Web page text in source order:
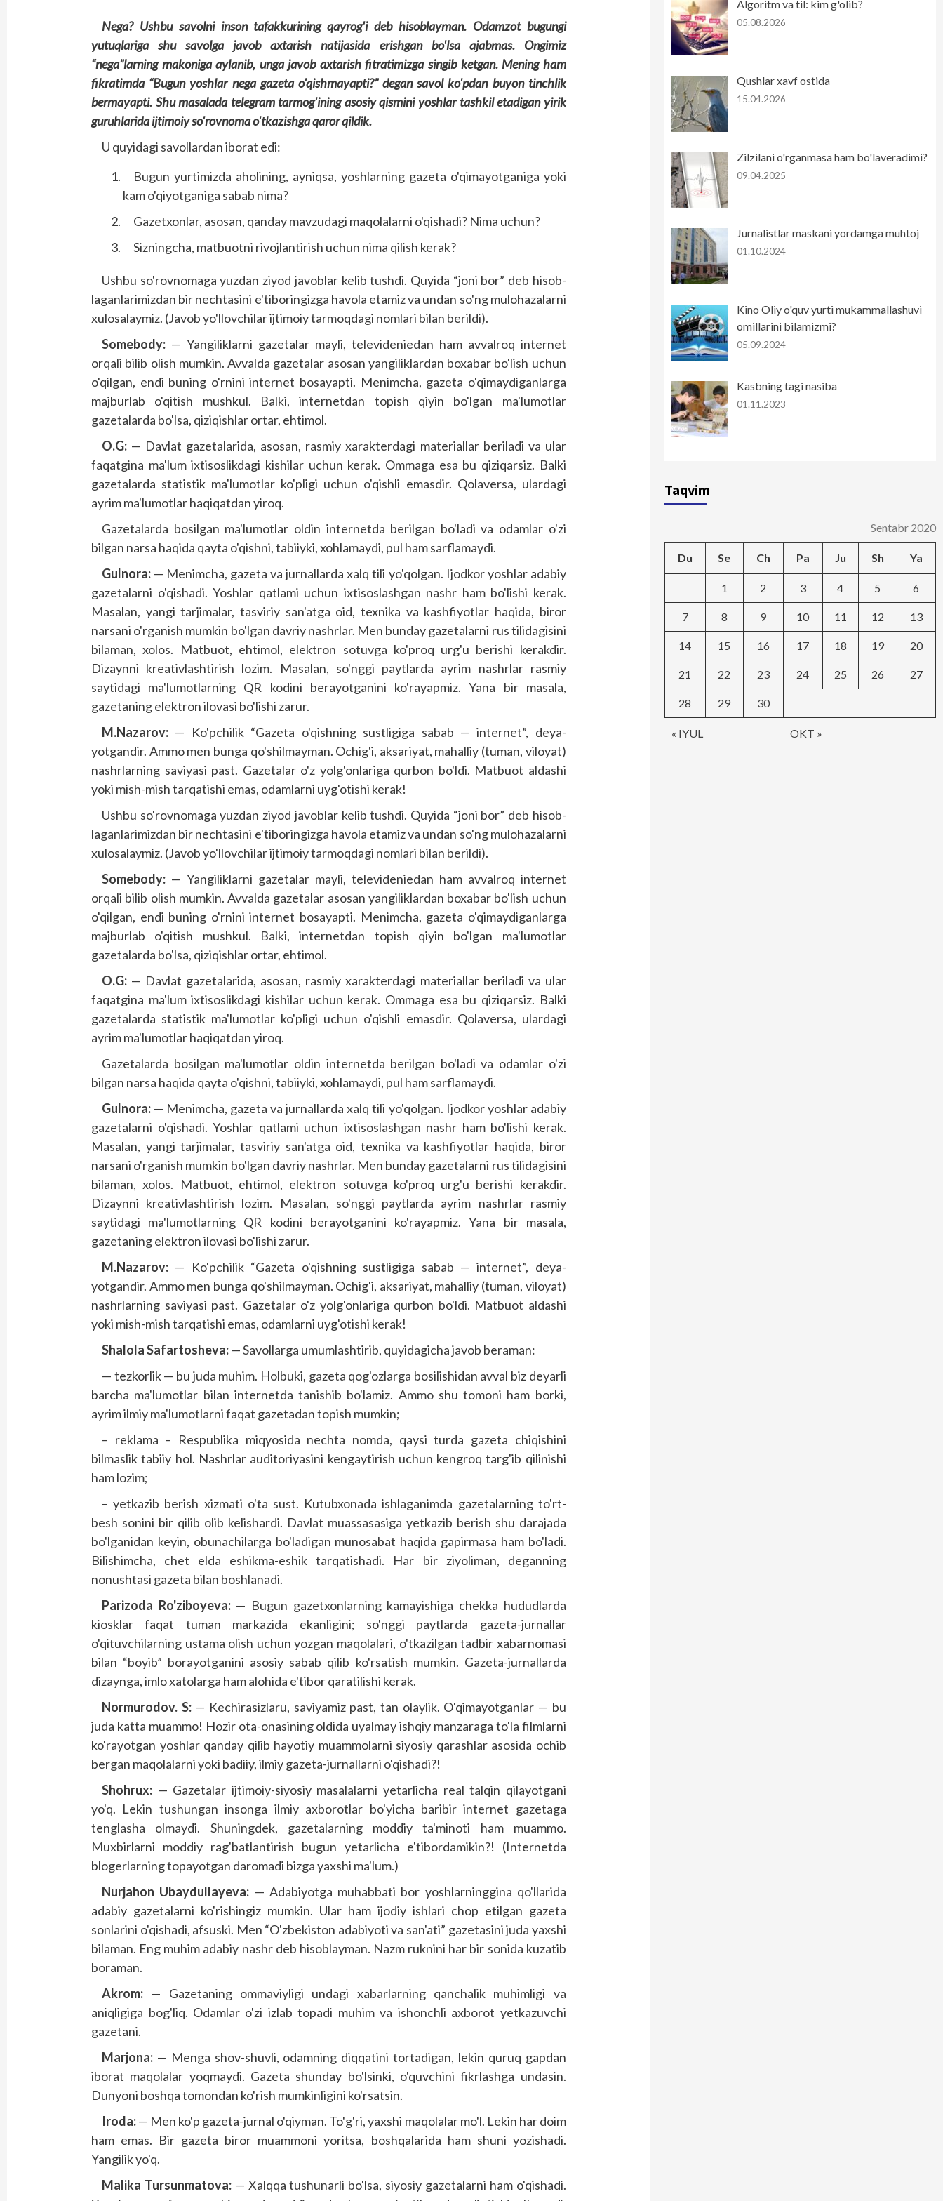
Nega? Ushbu savolni inson tafakkurining qayrog'i deb hisoblayman. Odamzot bugungi
yutuqlariga shu savolga javob axtarish natijasida erishgan bo'lsa ajabmas. Ongimiz
“nega”larning makoniga aylanib, unga javob axtarish fitratimizga singib ketgan. Mening ham
fikratimda “Bugun yoshlar nega gazeta o'qishmayapti?” degan savol ko'pdan buyon tinchlik
bermayapti. Shu masalada telegram tarmog'ining asosiy qismini yoshlar tashkil etadigan yirik
guruhlarida ijtimoiy so'rovnoma o'tkazishga qaror qildik.
U quyidagi savollardan iborat edi:
Bugun yurtimizda aholining, ayniqsa, yoshlarning gazeta o'qimayotganiga yoki
kam o'qiyotganiga sabab nima?
Gazetxonlar, asosan, qanday mavzudagi maqolalarni o'qishadi? Nima uchun?
Sizningcha, matbuotni rivojlantirish uchun nima qilish kerak?
Ushbu so'rovnomaga yuzdan ziyod javoblar kelib tushdi. Quyida “joni bor” deb hisob­
laganlarimizdan bir nechtasini e'tiboringizga havola etamiz va undan so'ng mulohazalarni
xulosalaymiz. (Javob yo'llovchilar ijtimoiy tarmoqdagi nomlari bilan berildi).
Somebody: — Yangiliklarni gazetalar mayli, televideniedan ham avvalroq internet
orqali bilib olish mumkin. Avvalda gazetalar asosan yangiliklardan boxabar bo'lish uchun
o'qilgan, endi buning o'rnini internet bosayapti. Menimcha, gazeta o'qimaydiganlarga
majburlab o'qitish mushkul. Balki, internetdan topish qiyin bo'lgan ma'lumotlar
gazetalarda bo'lsa, qiziqish­lar ortar, ehtimol.
O.G: — Davlat gazetalarida, asosan, rasmiy xarakterdagi materiallar beriladi va ular
faqatgina ma'lum ixtisos­likdagi kishilar uchun kerak. Ommaga esa bu qiziqarsiz. Balki
gazetalarda statistik ma'lumotlar ko'pligi uchun o'qishli emasdir. Qolaversa, ulardagi
ayrim ma'lumotlar haqiqatdan yiroq.
Gazetalarda bosilgan ma'lumotlar oldin internetda berilgan bo'ladi va odamlar o'zi
bilgan narsa haqida qayta o'qishni, tabiiyki, xohlamaydi, pul ham sarflamaydi.
Gulnora: — Menimcha, gazeta va jurnallarda xalq tili yo'qolgan. Ijodkor yoshlar adabiy
gazetalarni o'qishadi. Yoshlar qatlami uchun ixtisoslashgan nashr ham bo'lishi kerak.
Masalan, yangi tarjimalar, tasviriy san'atga oid, texnika va kashfiyotlar haqida, biror
narsani o'rganish mumkin bo'lgan davriy nashrlar. Men bunday gazetalarni rus tilidagisini
bilaman, xolos. Matbuot, ehtimol, elektron sotuvga ko'proq urg'u berishi kerakdir.
Dizaynni kreativlashtirish lozim. Masalan, so'nggi paytlarda ayrim nashrlar rasmiy
saytidagi ma'lumotlarning QR kodini berayotganini ko'rayapmiz. Yana bir masala,
gazetaning elektron ilovasi bo'lishi zarur.
M.Nazarov: — Ko'pchilik “Gazeta o'qishning sustligiga sabab — internet”, deya­
yotgandir. Ammo men bunga qo'shilmayman. Ochig'i, aksariyat, mahalliy (tuman, viloyat)
nashrlarning saviyasi past. Gazetalar o'z yolg'onlariga qurbon bo'ldi. Matbuot aldashi
yoki mish-mish tarqatishi emas, odamlarni uyg'otishi kerak!
Ushbu so'rovnomaga yuzdan ziyod javoblar kelib tushdi. Quyida “joni bor” deb hisob­
laganlarimizdan bir nechtasini e'tiboringizga havola etamiz va undan so'ng mulohazalarni
xulosalaymiz. (Javob yo'llovchilar ijtimoiy tarmoqdagi nomlari bilan berildi).
Somebody: — Yangiliklarni gazetalar mayli, televideniedan ham avvalroq internet
orqali bilib olish mumkin. Avvalda gazetalar asosan yangiliklardan boxabar bo'lish uchun
o'qilgan, endi buning o'rnini internet bosayapti. Menimcha, gazeta o'qimaydiganlarga
majburlab o'qitish mushkul. Balki, internetdan topish qiyin bo'lgan ma'lumotlar
gazetalarda bo'lsa, qiziqish­lar ortar, ehtimol.
O.G: — Davlat gazetalarida, asosan, rasmiy xarakterdagi materiallar beriladi va ular
faqatgina ma'lum ixtisos­likdagi kishilar uchun kerak. Ommaga esa bu qiziqarsiz. Balki
gazetalarda statistik ma'lumotlar ko'pligi uchun o'qishli emasdir. Qolaversa, ulardagi
ayrim ma'lumotlar haqiqatdan yiroq.
Gazetalarda bosilgan ma'lumotlar oldin internetda berilgan bo'ladi va odamlar o'zi
bilgan narsa haqida qayta o'qishni, tabiiyki, xohlamaydi, pul ham sarflamaydi.
Gulnora: — Menimcha, gazeta va jurnallarda xalq tili yo'qolgan. Ijodkor yoshlar adabiy
gazetalarni o'qishadi. Yoshlar qatlami uchun ixtisoslashgan nashr ham bo'lishi kerak.
Masalan, yangi tarjimalar, tasviriy san'atga oid, texnika va kashfiyotlar haqida, biror
narsani o'rganish mumkin bo'lgan davriy nashrlar. Men bunday gazetalarni rus tilidagisini
bilaman, xolos. Matbuot, ehtimol, elektron sotuvga ko'proq urg'u berishi kerakdir.
Dizaynni kreativlashtirish lozim. Masalan, so'nggi paytlarda ayrim nashrlar rasmiy
saytidagi ma'lumotlarning QR kodini berayotganini ko'rayapmiz. Yana bir masala,
gazetaning elektron ilovasi bo'lishi zarur.
M.Nazarov: — Ko'pchilik “Gazeta o'qishning sustligiga sabab — internet”, deya­
yotgandir. Ammo men bunga qo'shilmayman. Ochig'i, aksariyat, mahalliy (tuman, viloyat)
nashrlarning saviyasi past. Gazetalar o'z yolg'onlariga qurbon bo'ldi. Matbuot aldashi
yoki mish-mish tarqatishi emas, odamlarni uyg'otishi kerak!
Shalola Safartosheva:— Savollarga umumlashtirib, quyidagicha javob beraman:
— tezkorlik — bu juda muhim. Holbuki, gazeta qog'ozlarga bosilishidan avval biz deyarli
barcha ma'lumotlar bilan internetda tanishib bo'lamiz. Ammo shu tomoni ham borki,
ayrim ilmiy ma'lumotlarni faqat gazetadan topish mumkin;
– reklama – Respublika miqyosida nechta nomda, qaysi turda gazeta chiqishini
bilmaslik tabiiy hol. Nashrlar auditoriyasini kengaytirish uchun kengroq targ'ib qilinishi
ham lozim;
– yetkazib berish xizmati o'ta sust. Kutubxonada ishlaganimda gazetalarning to'rt-
besh sonini bir qilib olib kelishardi. Davlat muassasasiga yetkazib berish shu darajada
bo'lganidan keyin, obunachilarga bo'ladigan munosabat haqida gapirmasa ham bo'ladi.
Bilishimcha, chet elda eshikma-eshik tarqatishadi. Har bir ziyoliman, deganning
nonushtasi gazeta bilan boshlanadi.
Parizoda Ro'ziboyeva:— Bugun gazetxonlarning kamayishiga chekka hududlarda
kiosklar faqat tuman markazida ekanligini; so'nggi paytlarda gazeta-jurnallar
o'qituvchilarning ustama olish uchun yozgan maqolalari, o'tkazilgan tadbir xabarnomasi
bilan “boyib” borayotganini asosiy sabab qilib ko'rsatish mumkin. Gazeta-jurnallarda
dizaynga, imlo xatolarga ham alohida e'tibor qaratilishi kerak.
Normurodov. S:— Kechirasizlaru, saviya­miz past, tan olaylik. O'qimayotganlar — bu
juda katta muammo! Hozir ota-onasining oldida uyalmay ishqiy manzaraga to'la filmlarni
ko'rayotgan yoshlar qanday qilib hayotiy muammolarni siyosiy qarashlar asosida ochib
bergan maqolalarni yoki badiiy, ilmiy gazeta-jurnallarni o'qishadi?!
Shohrux: — Gazetalar ijtimoiy-siyosiy masalalarni yetarlicha real talqin qilayotgani
yo'q. Lekin tushungan insonga ilmiy axborotlar bo'yicha baribir internet gazetaga
tenglasha olmaydi. Shuningdek, gazetalarning moddiy ta'minoti ham muammo.
Muxbirlarni moddiy rag'batlantirish bugun yetarlicha e'tibordamikin?! (Internetda
blogerlarning topayotgan daromadi bizga yaxshi ma'lum.)
Nurjahon Ubaydullayeva: — Adabiyotga muhabbati bor yoshlarninggina qo'llarida
adabiy gazetalarni ko'rishingiz mumkin. Ular ham ijodiy ishlari chop etilgan gazeta
sonlarini o'qishadi, afsuski. Men “O'zbekiston adabiyoti va san'ati” gazetasini juda yaxshi
bilaman. Eng muhim adabiy nashr deb hisoblayman. Nazm ruknini har bir sonida kuzatib
boraman.
Akrom: — Gazetaning ommaviyligi undagi xabarlarning qanchalik muhimligi va
aniqligiga bog'liq. Odamlar o'zi izlab topadi muhim va ishonchli axborot yetkazuvchi
gazetani.
Marjona: — Menga shov-shuvli, odamning diqqatini tortadigan, lekin quruq gapdan
iborat maqolalar yoqmaydi. Gazeta shunday bo'lsinki, o'quvchini fikrlashga undasin.
Dunyoni boshqa tomondan ko'rish mumkinligini ko'rsatsin.
Iroda:— Men ko'p gazeta-jurnal o'qiyman. To'g'ri, yaxshi maqolalar mo'l. Lekin har doim
ham emas. Bir gazeta biror muammoni yoritsa, boshqalarida ham shuni yozishadi.
Yangilik yo'q.
Malika Tursunmatova:— Xalqqa tushunarli bo'lsa, siyosiy gazetalarni ham o'qishadi.
Algoritm va til: kim g'olib?
05.08.2026
Qushlar xavf ostida
15.04.2026
Zilzilani o'rganmasa ham bo'laveradimi?
09.04.2025
Jurnalistlar maskani yordamga muhtoj
01.10.2024
Kino Oliy o'quv yurti mukammallashuvi
omillarini bilamizmi?
05.09.2024
Kasbning tagi nasiba
01.11.2023
Taqvim
Sentabr 2020
Du Se Ch Pa Ju Sh Ya
« IYUL OKT »
1 2 3 4 5 6
7 8 9 10 11 12 13
14 15 16 17 18 19 20
21 22 23 24 25 26 27
28 29 30